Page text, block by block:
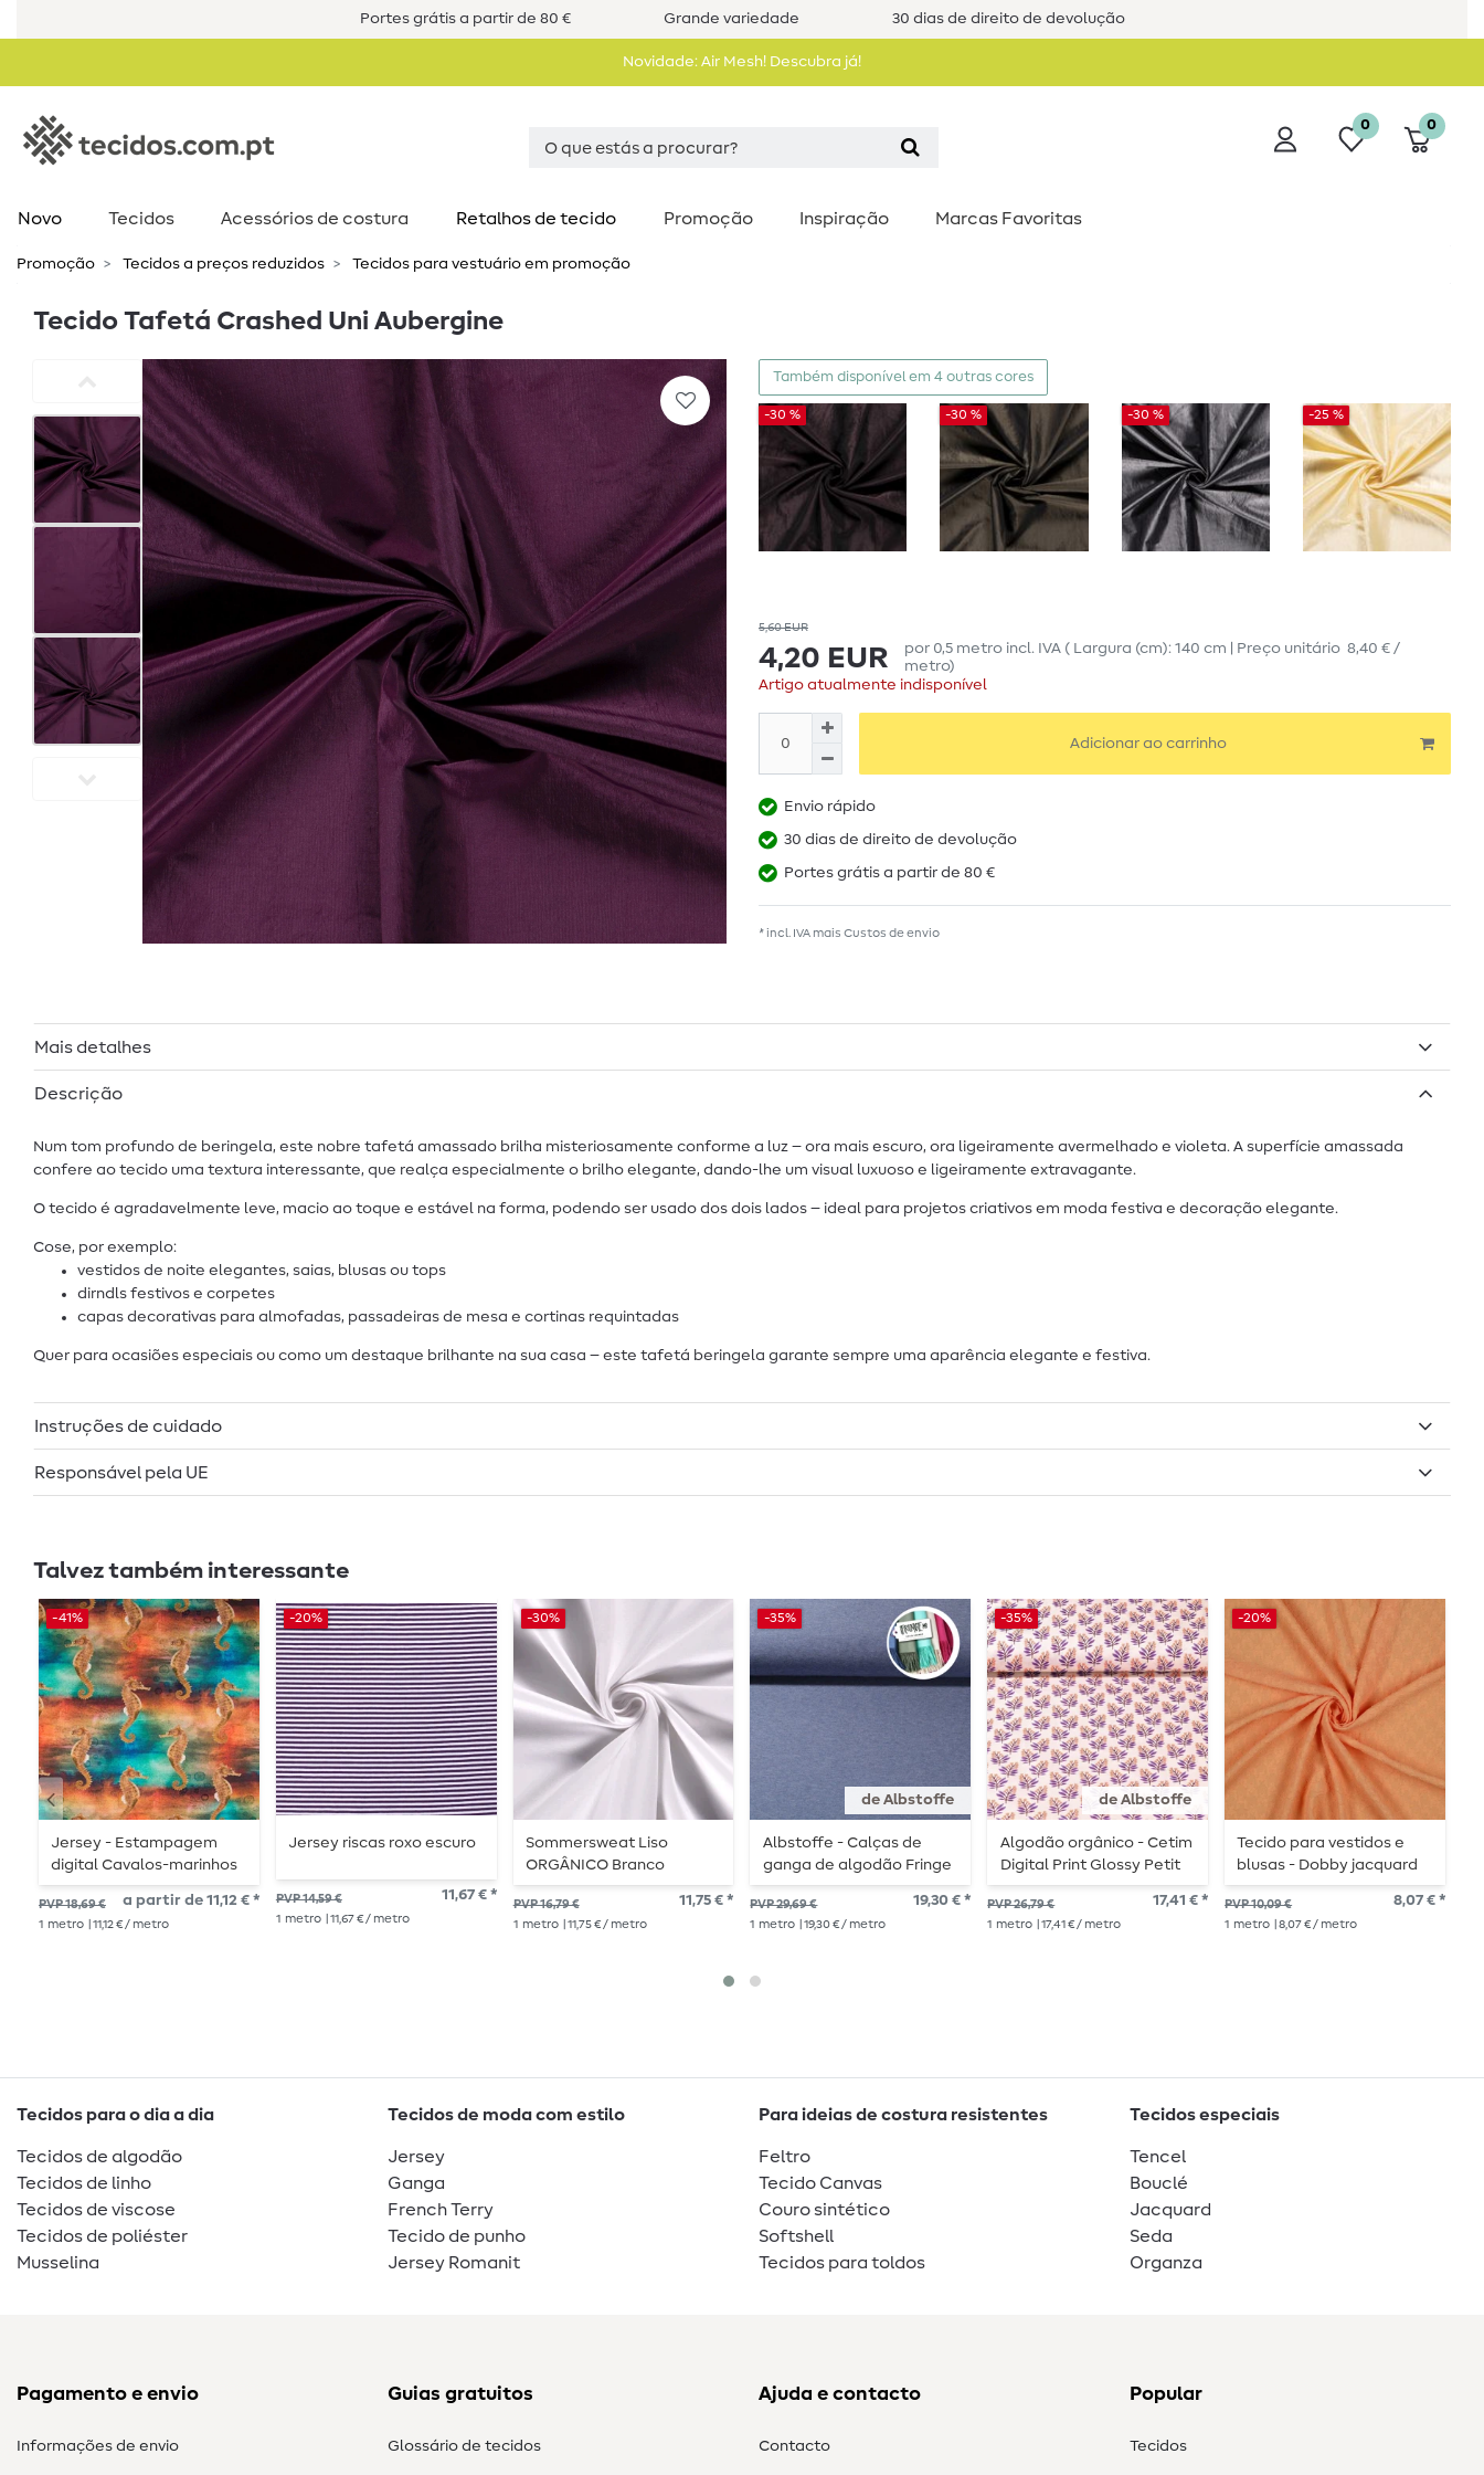
Portes grátis a partir de 80 € Grande variedade 30 dias de direito de devolução
Novidade: Air Mesh! Descubra já!
0 0
Novo Tecidos Acessórios de costura​ Retalhos de tecido Promoção Inspiração Marcas Favoritas
Promoção Tecidos a preços reduzidos Tecidos para vestuário em promoção
Tecido Tafetá Crashed Uni Aubergine
Também disponível em 4 outras cores
-30 % -30 % -30 % -25 %
5,60 EUR
4,20 EUR por 0,5 metro incl. IVA ( Largura (cm): 140 cm | Preço unitário 8,40 € /
metro)
Artigo atualmente indisponível
Adicionar ao carrinho
Envio rápido
30 dias de direito de devolução
Portes grátis a partir de 80 €
* incl. IVA mais Custos de envio
Mais detalhes
Descrição
Num tom profundo de beringela, este nobre tafetá amassado brilha misteriosamente conforme a luz – ora mais escuro, ora ligeiramente avermelhado e violeta. A superfície amassada
confere ao tecido uma textura interessante, que realça especialmente o brilho elegante, dando-lhe um visual luxuoso e ligeiramente extravagante.
O tecido é agradavelmente leve, macio ao toque e estável na forma, podendo ser usado dos dois lados – ideal para projetos criativos em moda festiva e decoração elegante.
Cose, por exemplo:
vestidos de noite elegantes, saias, blusas ou tops
dirndls festivos e corpetes
capas decorativas para almofadas, passadeiras de mesa e cortinas requintadas
Quer para ocasiões especiais ou como um destaque brilhante na sua casa – este tafetá beringela garante sempre uma aparência elegante e festiva.
Instruções de cuidado
Responsável pela UE
Talvez também interessante
-41%
Jersey - Estampagem
digital Cavalos-marinhos
multicolor
PVP 18,69 € a partir de 11,12 € *
1 metro | 11,12 € / metro
-20%
Jersey riscas roxo escuro
PVP 14,59 € 11,67 € *
1 metro | 11,67 € / metro
-30%
Sommersweat Liso
ORGÂNICO Branco
PVP 16,79 € 11,75 € *
1 metro | 11,75 € / metro
de Albstoffe
-35%
Albstoffe - Calças de
ganga de algodão Fringe
Me Melange
PVP 29,69 € 19,30 € *
1 metro | 19,30 € / metro
de Albstoffe
-35%
Algodão orgânico - Cetim
Digital Print Glossy Petit
Bells Vanilla
PVP 26,79 € 17,41 € *
1 metro | 17,41 € / metro
-20%
Tecido para vestidos e
blusas - Dobby jacquard
houndstooth damasco
PVP 10,09 € 8,07 € *
1 metro | 8,07 € / metro
Tecidos para o dia a dia
Tecidos de algodão
Tecidos de linho
Tecidos de viscose
Tecidos de poliéster
Musselina
Tecidos de moda com estilo
Jersey
Ganga
French Terry
Tecido de punho
Jersey Romanit
Para ideias de costura resistentes
Feltro
Tecido Canvas
Couro sintético
Softshell
Tecidos para toldos
Tecidos especiais
Tencel
Bouclé
Jacquard
Seda
Organza
Pagamento e envio
Informações de envio
Guias gratuitos
Glossário de tecidos
Ajuda e contacto
Contacto
Popular
Tecidos